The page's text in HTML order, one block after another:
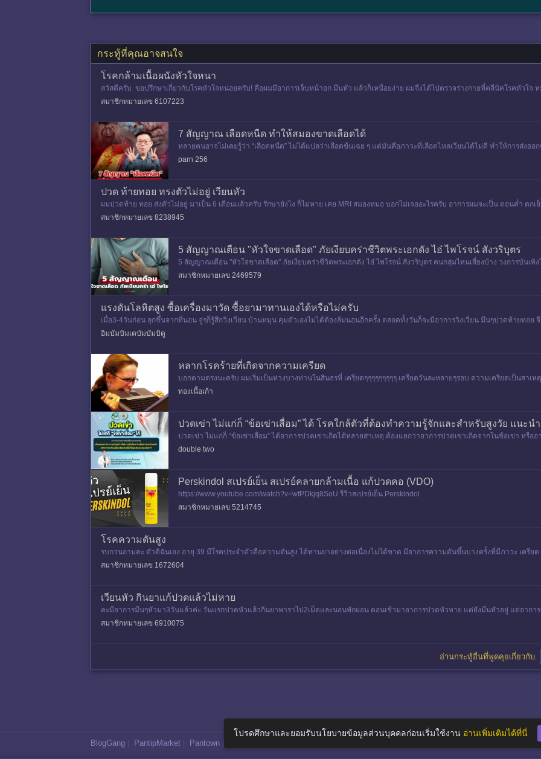
กระทู้ที่คุณอาจสนใจ
โรคกล้ามเนื้อผนังหัวใจหนา
สวัสดีครับ ขอปรึกษาเกี่ยวกับโรคหัวใจหน่อยครับ! คือผมมีอาการเจ็บหน้าอก มึนหัว แล้วก็เหนื่อยง่าย ผมจึงได้ไปตรวจร่างกายที่คลีนิคโรคหัวใจ
สมาชิกหมายเลข 6107223
7 สัญญาณ เลือดหนืด ทำให้สมองขาดเลือดได้
หลายคนอาจไม่เคยรู้ว่า “เลือดหนืด” ไม่ได้แปลว่าเลือดข้นเฉย ๆ แต่มันคือภาวะที่เลือดไหลเวียนได้ไม่ดี ทำให้การส่งออ
ดยเฉพาะตอนเช้า หรือช่วงที่ร
parn 256
ปวด ท้ายทอย ทรงตัวไม่อยู่ เวียนหัว
ผมปวดท้าย ทอย ส่งตัวไม่อยู่ มาเป็น 6 เดือนเเล้วครับ รักษายังไง ก็ไม่หาย เคย MRI สมองหมอ บอกไม่เจออะไรครับ อาการผมจะเป็น ตอนค่ำ ต
งครั้งก็ เวียนหั
สมาชิกหมายเลข 8238945
5 สัญญาณเตือน "หัวใจขาดเลือด" ภัยเงียบคร่าชีวิตพระเอกดัง ไอ๋ ไพโรจน์ สังวริบุตร
5 สัญญาณเตือน "หัวใจขาดเลือด" ภัยเงียบคร่าชีวิตพระเอกดัง ไอ๋ ไพโรจน์ สังวริบุตร คนกลุ่มไหนเสี่ยงบ้าง วงการบันเทิ
บุตร” พระเอก
สมาชิกหมายเลข 2469579
แรงดันโลหิตสูง ซื้อเครื่องมาวัด ซื้อยามาทานเองได้หรือไม่ครับ
เมื่อ3-4วันก่อน ลุกขึ้นจากที่นอน จู่ๆก็รู้สึกวิงเวียน บ้านหมุน คุมตัวเองไม่ได้ต้องล้มนอนอีกครั้ง ตลอดทั้งวันก็จะมีอาการวิงเวียน มึนๆปวดท้ายทอย
หิต
อิมบัมบิมเดบัมบัมบิดู
หลากโรคร้ายที่เกิดจากความเครียด
บอกตามตรงนะครับ ผมเริ่มเป็นห่วงบางท่านในสินธรที่ เครียดๆๆๆๆๆๆๆๆๆ เครียดวันละหลายๆรอบ ความเครียดเป็นสาเ
นาน ก็ขอให้ลดความเครียดลงบ้างนะครับ ผมก็อยู่ในส
ทองเนื้อเก้า
ปวดเข่า ไม่แก่ก็ “ข้อเข่าเสื่อม” ได้ โรคใกล้ตัวที่ต้องทำความรู้จักและสำหรับสูงวัย แนะน
ปวดเข่า ไม่แก่ก็ “ข้อเข่าเสื่อม” ได้อาการปวดเข่าเกิดได้หลายสาเหตุ ต้องแยกว่าอาการปวดเข่าเกิดจากในข้อเข่า หรือ
อบข้อเข่า และอาการปวดเข่
double two
Perskindol สเปรย์เย็น สเปรย์คลายกล้ามเนื้อ แก้ปวดคอ (VDO)
https://www.youtube.com/watch?v=wfPDkjq8SoU รีวิวสเปรย์เย็น Perskindol
สมาชิกหมายเลข 5214745
โรคความดันสูง
รบกวนถามคะ ตัวดิฉันเอง อายุ 39 มีโรคประจำตัวคือความดันสูง ได้ทานยาอย่างต่อเนื่องไม่ได้ขาด มีอาการความดันขึ้นบางครั้งที่มีภาวะ เครี
น ประสบอุบัติเ
สมาชิกหมายเลข 1672604
เวียนหัว กินยาแก้ปวดแล้วไม่หาย
คะมีอาการมึนๆหัวมา3วันแล้วค่ะ วันแรกปวดหัวแล้วกินยาพาราไป2เม็ดและนอนพักผ่อน ตอนเช้ามาอาการปวดหัวหาย แต่ยังมึนหัวอยู่ แต่อากา
ก เดิน นั่ง ก้มหน้า กิน
สมาชิกหมายเลข 6910075
อ่านกระทู้อื่นที่พูดคุยเกี่ยวกับ
BlogGang PantipMarket Pantown
โปรดศึกษาและยอมรับนโยบายข้อมูลส่วนบุคคลก่อนเริ่มใช้งาน อ่านเพิ่มเติมได้ที่นี่